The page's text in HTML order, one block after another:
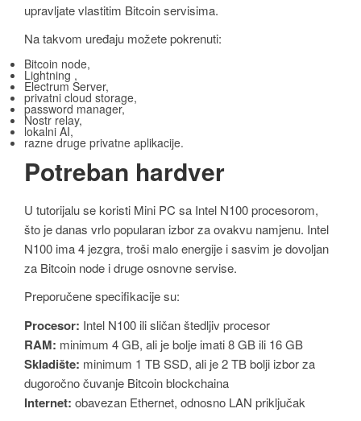
upravljate vlastitim Bitcoin servisima.
Na takvom uređaju možete pokrenuti:
Bitcoin node,
Lightning ,
Electrum Server,
privatni cloud storage,
password manager,
Nostr relay,
lokalni AI,
razne druge privatne aplikacije.
Potreban hardver
U tutorijalu se koristi Mini PC sa Intel N100 procesorom,
što je danas vrlo popularan izbor za ovakvu namjenu. Intel
N100 ima 4 jezgra, troši malo energije i sasvim je dovoljan
za Bitcoin node i druge osnovne servise.
Preporučene specifikacije su:
Procesor: Intel N100 ili sličan štedljiv procesor
RAM: minimum 4 GB, ali je bolje imati 8 GB ili 16 GB
Skladište: minimum 1 TB SSD, ali je 2 TB bolji izbor za
dugoročno čuvanje Bitcoin blockchaina
Internet: obavezan Ethernet, odnosno LAN priključak